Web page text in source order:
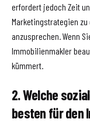
erfordert jedoch Zeit
Marketingstrategien
anzusprechen. Wenn
Immobilienmakler
kümmert.
2. Welche
besten für den